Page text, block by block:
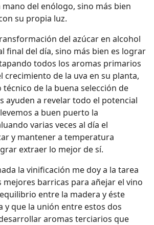
del enólogo, sino más bien
su propia luz.
del azúcar en alcohol
final del día, sino más bien es lograr
todos los aromas primarios
crecimiento de la uva en su planta,
de la buena selección de
ayuden a revelar todo el potencial
a buen puerto la
varias veces al día el
y mantener a temperatura
extraer lo mejor de sí.
la vinificación me doy a la tarea
mejores barricas para añejar el vino
entre la madera y éste
y que la unión entre estos dos
aromas terciarios que